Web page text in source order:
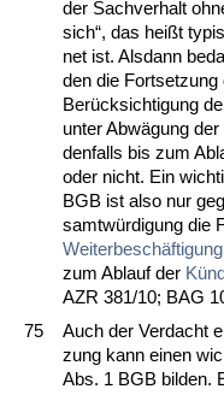
der Sach­ver­halt
sich“, das heißt
net ist. Als­dann
den die Fort­set­zung
Berück­sich­ti­gung
un­ter Abwägung
den­falls bis zum
oder nicht. Ein
BGB ist al­so nur
samtwürdi­gung die
Wei­ter­beschäfti­gung
zum Ab­lauf der
AZR 381/10; BAG
75
Auch der Ver­dacht
zung kann ei­nen
Abs. 1 BGB bil­den.